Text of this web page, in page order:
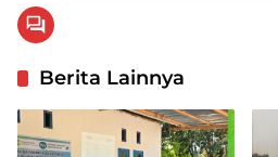
Berita Lainnya